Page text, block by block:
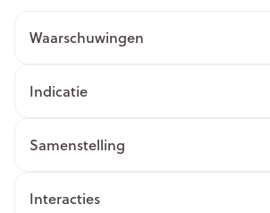
Waarschuwingen
Indicatie
Samenstelling
Interacties